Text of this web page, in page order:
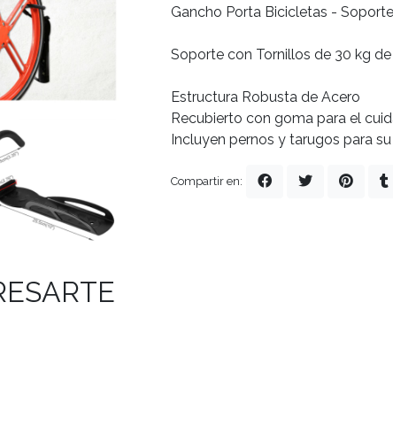
Gancho Porta Bicicletas -
Soporte con Tornillos de 30 kg
Estructura Robusta de Acero
Recubierto con goma para el
Incluyen pernos y tarugos para
Compartir en: